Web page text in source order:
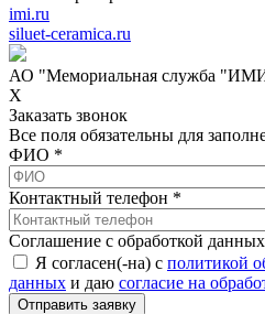
imi.ru
siluet-ceramica.ru
АО "Мемориальная служба
X
Заказать звонок
Все поля обязательны для
ФИО *
Контактный телефон *
Соглашение с обработкой данных
Я согласен(-на) с политикой
данных и даю согласие на